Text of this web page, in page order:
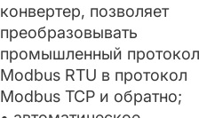
конвертер, позволяет
преобразовывать
промышленный протокол
Modbus RTU в протокол
Modbus TCP и обратно;